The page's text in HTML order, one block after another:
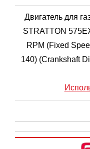
Двигатель для
STRATTON
RPM (Fixed
140) (Crankshaft